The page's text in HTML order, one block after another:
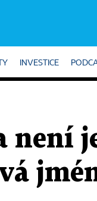
INVESTICE
není